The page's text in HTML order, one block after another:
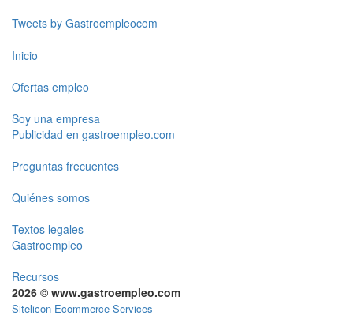
Tweets by Gastroempleocom
Inicio
Ofertas empleo
Soy una empresa
Publicidad en gastroempleo.com
Preguntas frecuentes
Quiénes somos
Textos legales
Gastroempleo
Recursos
2026 © www.gastroempleo.com
Sitelicon Ecommerce Services